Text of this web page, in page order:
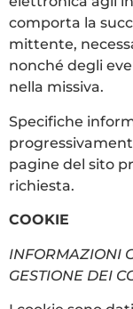
comporta la
mittente,
nonché degli
nella missiva.
Specifiche
pagine del sito
richiesta.
COOKIE
INFORMAZIONI
GESTIONE DEI